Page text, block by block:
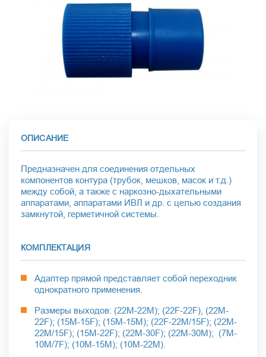
ОПИСАНИЕ
Предназначен для соединения отдельных
компонентов контура (трубок, мешков, масок и т.д.)
между собой, а также с наркозно-дыхательными
аппаратами, аппаратами ИВЛ и др. с целью создания
замкнутой, герметичной системы.
КОМПЛЕКТАЦИЯ
Адаптер прямой представляет собой переходник
однократного применения.
Размеры выходов: (22M-22M); (22F-22F), (22M-
22F); (15M-15F); (15M-15M); (22F-22M/15F); (22M-
22M/15F); (15M-22F); (22M-30F); (22M-30M); (7M-
10M/7F); (10M-15M); (10M-22M).